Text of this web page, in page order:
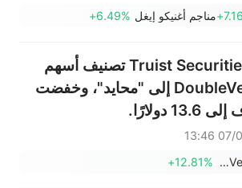
(+3.87%) وTPR (+2.8%) ضمن
مستويات
مناجم أغنيكو إيغل +6.49%
خفضت شركة Truist Securities تصنيف أسهم
DoubleVerify Holdings إلى "محايد"، وخفضت
دولارًا.
07/08
DoubleVerify Holdings, Inc.
+12.81%